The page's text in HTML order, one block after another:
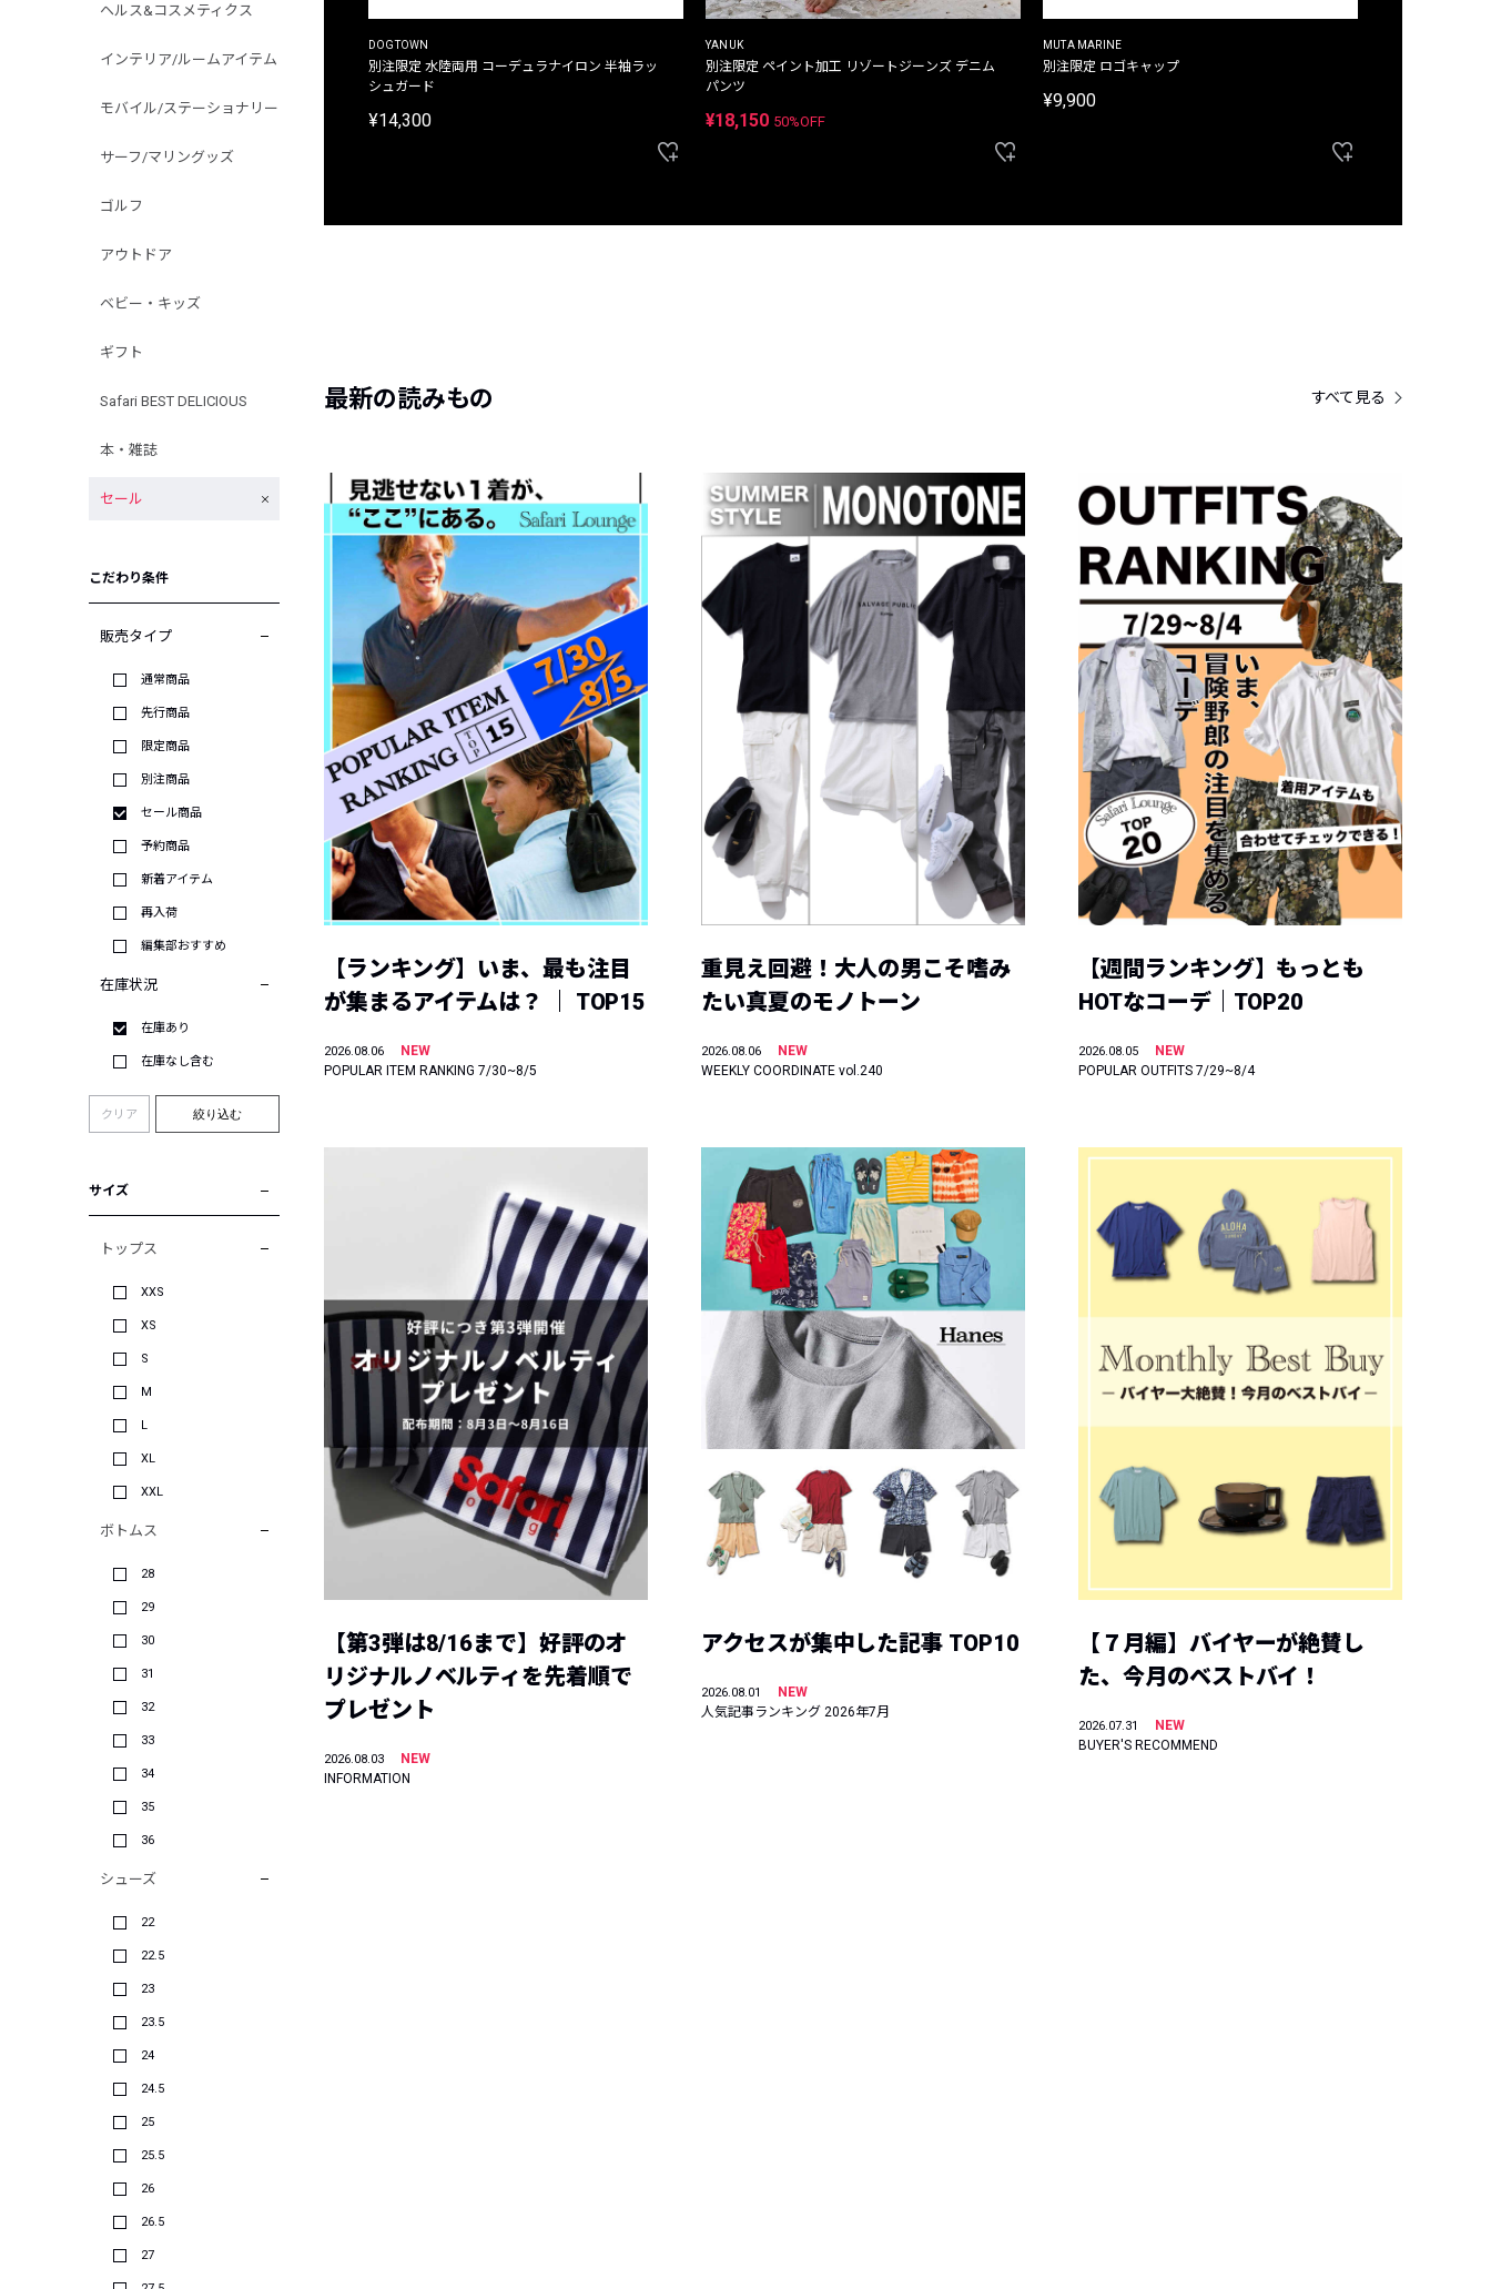
ヘルス&コスメティクス
インテリア/ルームアイテム
モバイル/ステーショナリー
サーフ/マリングッズ
ゴルフ
アウトドア
ベビー・キッズ
ギフト
Safari BEST DELICIOUS
本・雑誌
セール
こだわり条件
販売タイプ
通常商品
先行商品
限定商品
別注商品
セール商品
予約商品
新着アイテム
再入荷
編集部おすすめ
在庫状況
在庫あり
在庫なし含む
クリア 絞り込む
サイズ
トップス
XXS
XS
S
M
L
XL
XXL
ボトムス
28
29
30
31
32
33
34
35
36
シューズ
22
22.5
23
23.5
24
24.5
25
25.5
26
26.5
27
別注限定 ピグメントダイ バックプリント サーフ
DOGTOWN
別注限定 水陸両用 コーデュラナイロン 半袖ラッ
シュガード
¥14,300
YANUK
別注限定 ペイント加工 リゾートジーンズ デニム
パンツ
¥18,150 50%OFF
MUTA MARINE
別注限定 ロゴキャップ
¥9,900
最新の読みもの すべて見る
【ランキング】いま、最も注目
が集まるアイテムは？ ｜ TOP15
2026.08.06
NEW
POPULAR ITEM RANKING 7/30~8/5
重見え回避！大人の男こそ嗜み
たい真夏のモノトーン
2026.08.06
NEW
WEEKLY COORDINATE vol.240
【週間ランキング】もっとも
HOTなコーデ｜TOP20
2026.08.05
NEW
POPULAR OUTFITS 7/29~8/4
【第3弾は8/16まで】好評のオ
リジナルノベルティを先着順で
プレゼント
2026.08.03
NEW
INFORMATION
アクセスが集中した記事 TOP10
2026.08.01
NEW
人気記事ランキング 2026年7月
【７月編】バイヤーが絶賛し
た、今月のベストバイ！
2026.07.31
NEW
BUYER'S RECOMMEND